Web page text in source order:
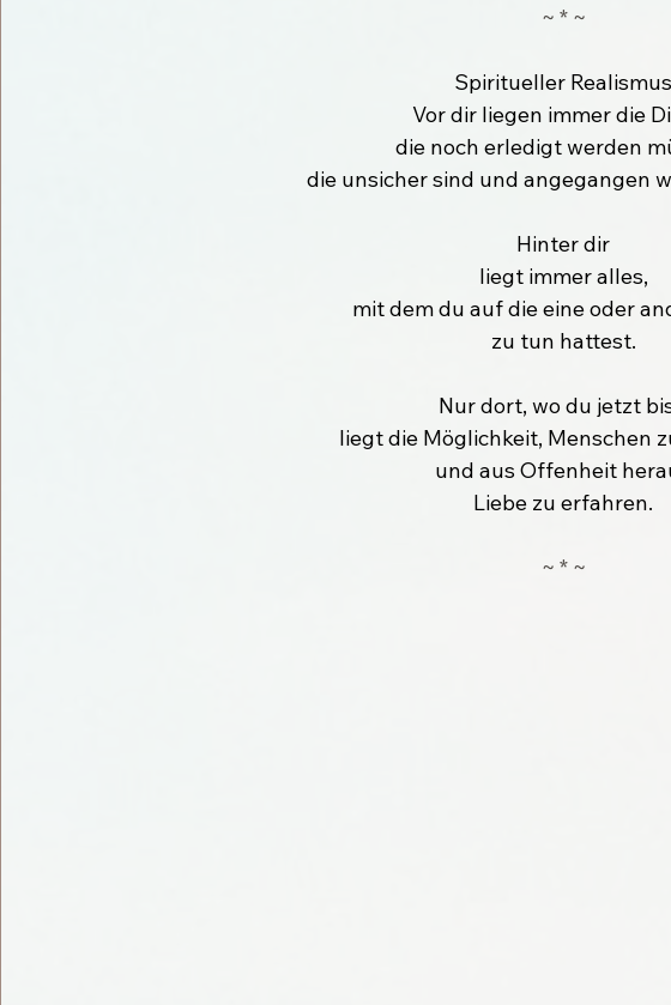
~ * ~
Spiritueller Realismus
Vor dir liegen immer die
die noch erledigt werden
die unsicher sind und angegangen
Hinter dir
liegt immer alles,
mit dem du auf die eine oder
zu tun hattest.
Nur dort, wo du jetzt
liegt die Möglichkeit, Menschen
und aus Offenheit
Liebe zu erfahren.
~ * ~